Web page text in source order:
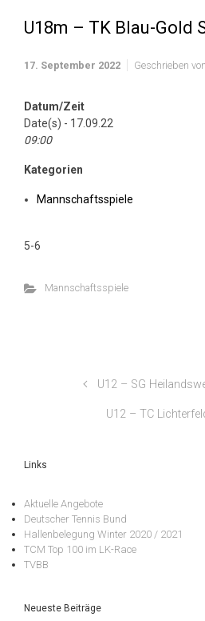
U18m – TK Blau-Gold
17. September 2022 Geschrieben von
Datum/Zeit
Date(s) - 17.09.22
09:00
Kategorien
Mannschaftsspiele
5-6
Mannschaftsspiele
U12 – SG
U12 – TC
Links
Aktuelle Angebote
Deutscher Tennis Bund
Hallenbelegung Winter 2020 / 2021
TCM Top 100 im LK-Race
TVBB
Neueste Beiträge